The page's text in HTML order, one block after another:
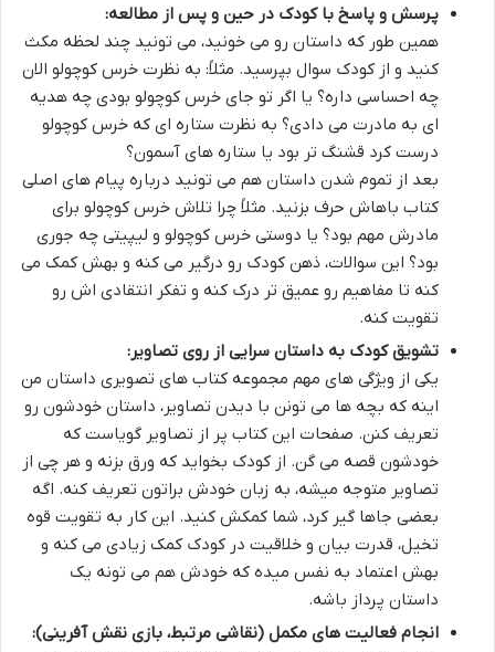
پرسش و پاسخ با کودک در حین و پس از مطالعه:
همین طور که داستان رو می خونید، می تونید چند لحظه مکث
کنید و از کودک سوال بپرسید. مثلاً: به نظرت خرس کوچولو الان
چه احساسی داره؟ یا اگر تو جای خرس کوچولو بودی چه هدیه
ای به مادرت می دادی؟ به نظرت ستاره ای که خرس کوچولو
درست کرد قشنگ تر بود یا ستاره های آسمون؟
بعد از تموم شدن داستان هم می تونید درباره پیام های اصلی
کتاب باهاش حرف بزنید. مثلاً چرا تلاش خرس کوچولو برای
مادرش مهم بود؟ یا دوستی خرس کوچولو و لیپیتی چه جوری
بود؟ این سوالات، ذهن کودک رو درگیر می کنه و بهش کمک می
کنه تا مفاهیم رو عمیق تر درک کنه و تفکر انتقادی اش رو
تقویت کنه.
تشویق کودک به داستان سرایی از روی تصاویر:
یکی از ویژگی های مهم مجموعه کتاب های تصویری داستان من
اینه که بچه ها می تونن با دیدن تصاویر، داستان خودشون رو
تعریف کنن. صفحات این کتاب پر از تصاویر گویاست که
خودشون قصه می گن. از کودک بخواید که ورق بزنه و هر چی از
تصاویر متوجه میشه، به زبان خودش براتون تعریف کنه. اگه
بعضی جاها گیر کرد، شما کمکش کنید. این کار به تقویت قوه
تخیل، قدرت بیان و خلاقیت در کودک کمک زیادی می کنه و
بهش اعتماد به نفس میده که خودش هم می تونه یک
داستان پرداز باشه.
انجام فعالیت های مکمل (نقاشی مرتبط، بازی نقش آفرینی):